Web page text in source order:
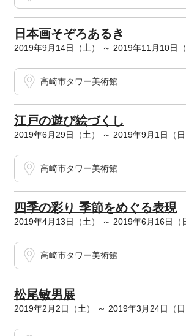
日本画そぞろあるき
2019年9月14日（土） ～ 2019年11月10日（
高崎市タワー美術館
江戸の遊び絵づくし
2019年6月29日（土） ～ 2019年9月1日（日
高崎市タワー美術館
四季の彩り 季節をめぐる表現
2019年4月13日（土） ～ 2019年6月16日（
高崎市タワー美術館
松尾敏男展
2019年2月2日（土） ～ 2019年3月24日（日